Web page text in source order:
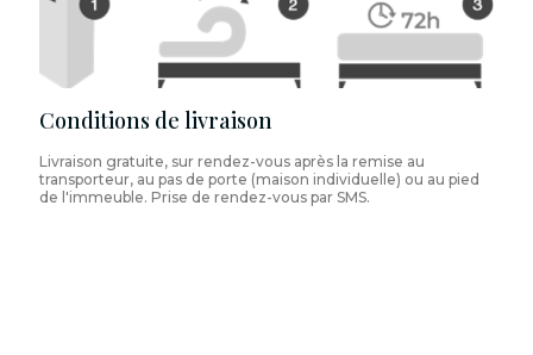
Conditions de livraison
Livraison gratuite, sur rendez-vous après la remise au
transporteur, au pas de porte (maison individuelle) ou au pied
de l'immeuble. Prise de rendez-vous par SMS.